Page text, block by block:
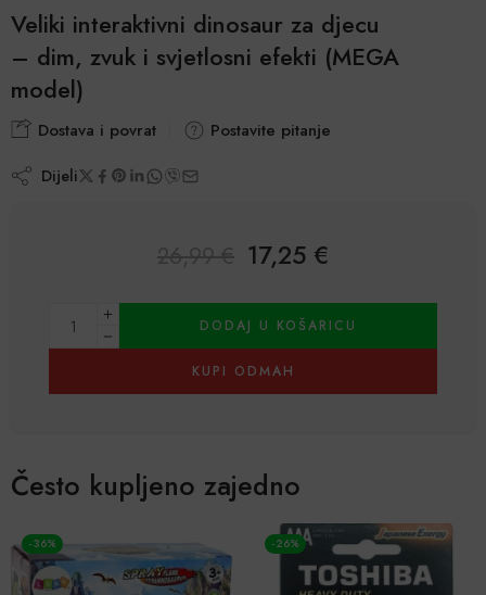
Veliki interaktivni dinosaur za djecu
– dim, zvuk i svjetlosni efekti (MEGA
model)
Dostava i povrat Postavite pitanje
Dijeli
26,99 17,25 €
DODAJ U KOŠARICU
KUPI ODMAH
Alternative:
Često kupljeno zajedno
-36% -26%